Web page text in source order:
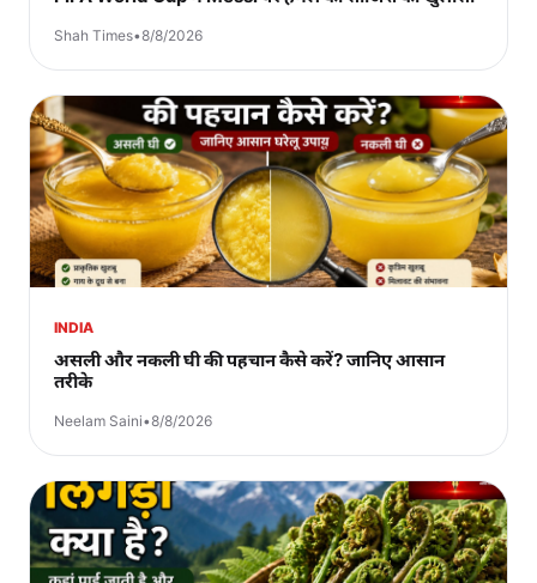
Shah Times•8/8/2026
INDIA
असली और नकली घी की पहचान कैसे करें? जानिए आसान
तरीके
Neelam Saini•8/8/2026